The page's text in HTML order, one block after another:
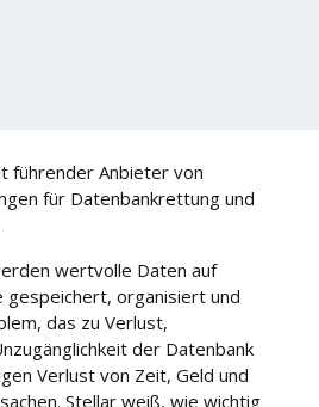
führender Anbieter von
für Datenbankrettung und
wertvolle Daten auf
gespeichert, organisiert und
das zu Verlust,
der Datenbank
Verlust von Zeit, Geld und
Stellar weiß, wie wichtig